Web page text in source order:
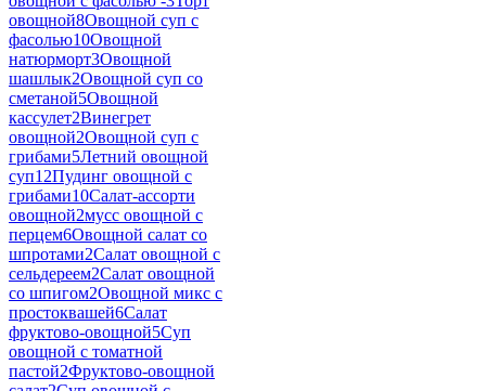
овощной8Овощной суп с
фасолью10Овощной
натюрморт3Овощной
шашлык2Овощной суп со
сметаной5Овощной
кассулет2Винегрет
овощной2Овощной суп с
грибами5Летний овощной
суп12Пудинг овощной с
грибами10Салат-ассорти
овощной2мусс овощной с
перцем6Овощной салат со
шпротами2Салат овощной с
сельдереем2Салат овощной
со шпигом2Овощной микс с
простоквашей6Салат
фруктово-овощной5Суп
овощной с томатной
пастой2Фруктово-овощной